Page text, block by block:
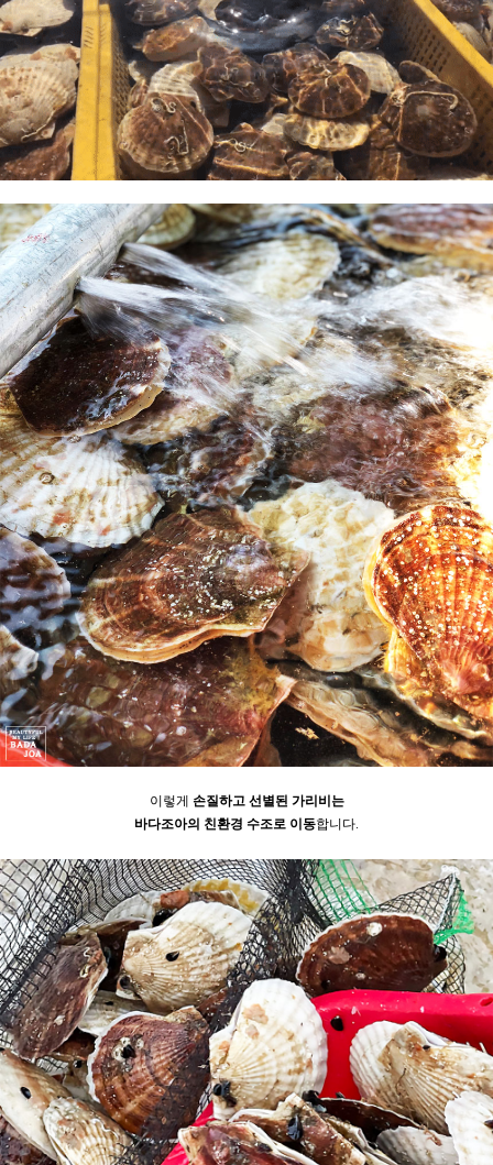
이렇게 손질하고 선별된 가리비는
바다조아의 친환경 수조로 이동합니다.